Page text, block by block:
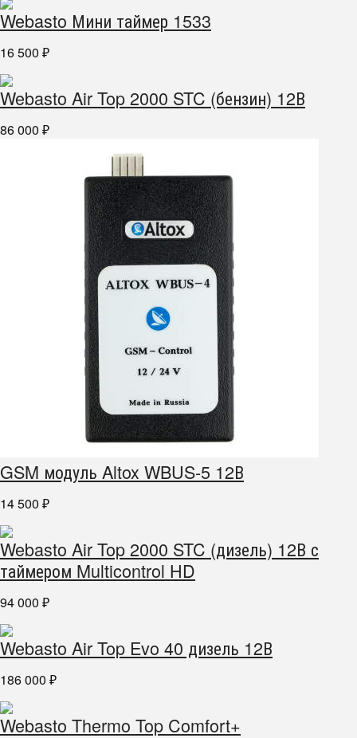
Webasto Мини таймер 1533
16 500 ₽
Webasto Air Top 2000 STC (бензин) 12В
86 000 ₽
GSM модуль Altox WBUS-5 12В
14 500 ₽
Webasto Air Top 2000 STC (дизель) 12В с
таймером Multicontrol HD
94 000 ₽
Webasto Air Top Evo 40 дизель 12В
186 000 ₽
Webasto Thermo Top Comfort+